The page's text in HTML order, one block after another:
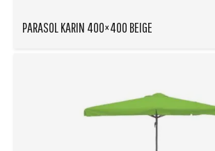
PARASOL KARIN 400×400 BEIGE